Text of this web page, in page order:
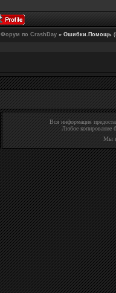
Форум по CrashDay » Ошибки.Помощь
Вся информация
Любое копирование
Мы